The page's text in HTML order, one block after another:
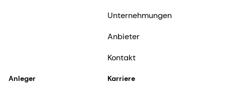
Unternehmungen
Anbieter
Kontakt
Anleger Karriere